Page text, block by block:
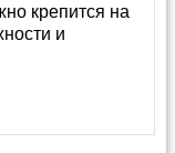
крепится на
и